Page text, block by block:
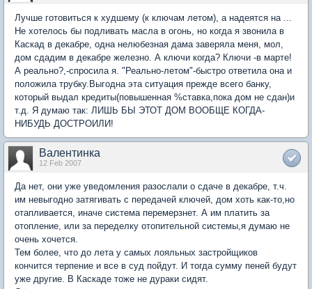
Лучше готовиться к худшему (к ключам летом), а надеятся на ...
Не хотелось бы подливать масла в огонь, но когда я звонила в
Каскад в декабре, одна нелюбезная дама заверяла меня, мол,
дом сдадим в декабре железно. А ключи когда? Ключи -в марте!
А реально?,-спросила я. "Реально-летом"-быстро ответила она и
положила трубку.Выгодна эта ситуация прежде всего банку,
который выдал кредиты(повышенная %ставка,пока дом не сдан)и
т.д. Я думаю так: ЛИШЬ БЫ ЭТОТ ДОМ ВООБЩЕ КОГДА-
НИБУДЬ ДОСТРОИЛИ!
Валентинка
12 Feb 2007
Да нет, они уже уведомления разослали о сдаче в декабре, т.ч.
им невыгодно затягивать с передачей ключей, дом хоть как-то,но
отапливается, иначе система перемерзнет. А им платить за
отопление, или за переделку отопительной системы,я думаю не
очень хочется.
Тем более, что до лета у самых лояльных застройщиков
кончится терпение и все в суд пойдут. И тогда сумму пеней будут
уже другие. В Каскаде тоже не дураки сидят.